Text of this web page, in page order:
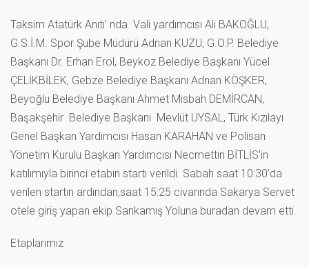
Taksim Atatürk Anıtı’ nda Vali yardımcısı Ali BAKOĞLU,
G.S.İ.M. Spor Şube Müdürü Adnan KUZU, G.O.P. Belediye
Başkanı Dr. Erhan Erol, Beykoz Belediye Başkanı Yücel
ÇELİKBİLEK, Gebze Belediye Başkanı Adnan KÖŞKER,
Beyoğlu Belediye Başkanı Ahmet Misbah DEMİRCAN,
Başakşehir Belediye Başkanı Mevlüt UYSAL, Türk Kızılayı
Genel Başkan Yardımcısı Hasan KARAHAN ve Polisan
Yönetim Kurulu Başkan Yardımcısı Necmettin BİTLİS’in
katılımıyla birinci etabın startı verildi. Sabah saat 10:30’da
verilen startın ardından,saat 15:25 civarında Sakarya Servet
otele giriş yapan ekip Sarıkamış Yoluna buradan devam etti.
Etaplarımız